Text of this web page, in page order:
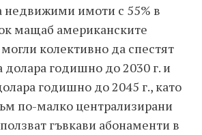
недвижими имоти с 55% в
мащаб американските
колективно да спестят
годишно до 2030 г. и
годишно до 2045 г., като
по-малко централизирани
гъвкави абонаменти в